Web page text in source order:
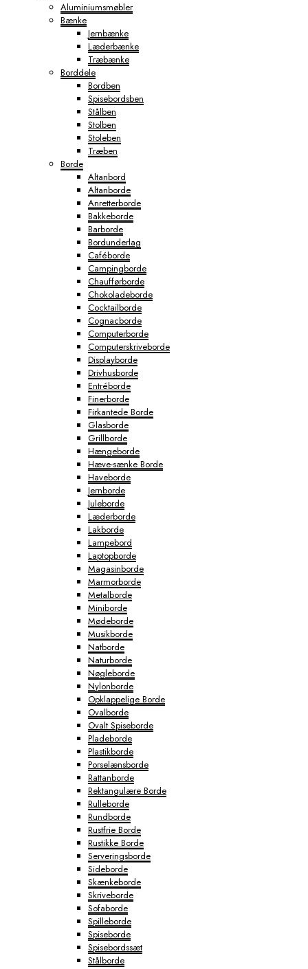
Aluminiumsmøbler
Bænke
Jernbænke
Læderbænke
Træbænke
Borddele
Bordben
Spisebordsben
Stålben
Stolben
Stoleben
Træben
Borde
Altanbord
Altanborde
Anretterborde
Bakkeborde
Barborde
Bordunderlag
Caféborde
Campingborde
Chaufførborde
Chokoladeborde
Cocktailborde
Cognacborde
Computerborde
Computerskriveborde
Displayborde
Drivhusborde
Entréborde
Finerborde
Firkantede Borde
Glasborde
Grillborde
Hængeborde
Hæve-sænke Borde
Haveborde
Jernborde
Juleborde
Læderborde
Lakborde
Lampebord
Laptopborde
Magasinborde
Marmorborde
Metalborde
Miniborde
Mødeborde
Musikborde
Natborde
Naturborde
Nøgleborde
Nylonborde
Opklappelige Borde
Ovalborde
Ovalt Spiseborde
Pladeborde
Plastikborde
Porselænsborde
Rattanborde
Rektangulære Borde
Rulleborde
Rundborde
Rustfrie Borde
Rustikke Borde
Serveringsborde
Sideborde
Skænkeborde
Skriveborde
Sofaborde
Spilleborde
Spiseborde
Spisebordssæt
Stålborde